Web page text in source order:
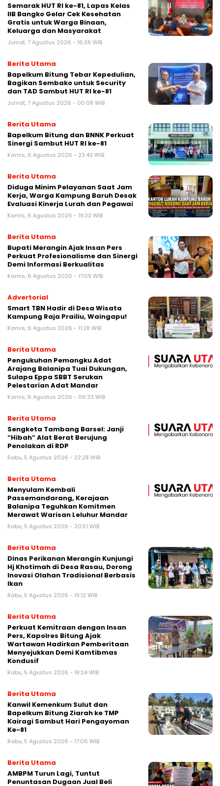
Semarak HUT RI ke-81, Lapas Kelas
IIB Bangko Gelar Cek Kesehatan
Gratis untuk Warga Binaan,
Keluarga dan Masyarakat
Jumat, 7 Agustus 2026 - 16:39 WIB
Berita Utama
Bapelkum Bitung Tebar Kepedulian,
Bagikan Sembako untuk Security
dan TAD Sambut HUT RI ke-81
Jumat, 7 Agustus 2026 - 00:08 WIB
Berita Utama
Bapelkum Bitung dan BNNK Perkuat
Sinergi Sambut HUT RI ke-81
Kamis, 6 Agustus 2026 - 23:43 WIB
Berita Utama
Diduga Minim Pelayanan Saat Jam
Kerja, Warga Kampung Baruh Desak
Evaluasi Kinerja Lurah dan Pegawai
Kamis, 6 Agustus 2026 - 19:32 WIB
Berita Utama
Bupati Merangin Ajak Insan Pers
Perkuat Profesionalisme dan Sinergi
Demi Informasi Berkualitas
Kamis, 6 Agustus 2026 - 17:09 WIB
Advertorial
Smart TBN Hadir di Desa Wisata
Kampung Raja Prailiu, Waingapu!
Kamis, 6 Agustus 2026 - 11:28 WIB
Berita Utama
Pengukuhan Pemangku Adat
Arajang Balanipa Tuai Dukungan,
Sulapa Eppa SBBT Serukan
Pelestarian Adat Mandar
Kamis, 6 Agustus 2026 - 06:33 WIB
Berita Utama
Sengketa Tambang Barsel: Janji
“Hibah” Alat Berat Berujung
Penolakan di RDP
Rabu, 5 Agustus 2026 - 22:28 WIB
Berita Utama
Menyulam Kembali
Passemandarang, Kerajaan
Balanipa Teguhkan Komitmen
Merawat Warisan Leluhur Mandar
Rabu, 5 Agustus 2026 - 20:51 WIB
Berita Utama
Dinas Perikanan Merangin Kunjungi
Hj Khotimah di Desa Rasau, Dorong
Inovasi Olahan Tradisional Berbasis
Ikan
Rabu, 5 Agustus 2026 - 19:12 WIB
Berita Utama
Perkuat Kemitraan dengan Insan
Pers, Kapolres Bitung Ajak
Wartawan Hadirkan Pemberitaan
Menyejukkan Demi Kamtibmas
Kondusif
Rabu, 5 Agustus 2026 - 18:24 WIB
Berita Utama
Kanwil Kemenkum Sulut dan
Bapelkum Bitung Ziarah ke TMP
Kairagi Sambut Hari Pengayoman
Ke-81
Rabu, 5 Agustus 2026 - 17:06 WIB
Berita Utama
AMBPM Turun Lagi, Tuntut
Penuntasan Dugaan Jual Beli